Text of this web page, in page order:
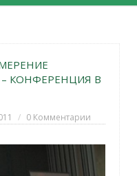
КОНФЕРЕНЦИЯ В
0 Комментарии